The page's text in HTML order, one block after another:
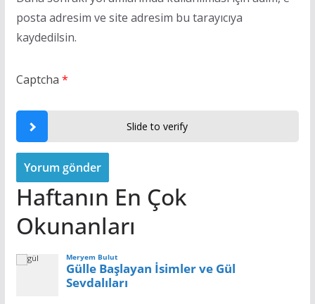
posta adresim ve site adresim bu tarayıcıya
kaydedilsin.
Captcha *
Slide to verify
Haftanın En Çok
Okunanları